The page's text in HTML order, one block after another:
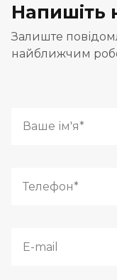
Напишіть
Залиште
найближчим